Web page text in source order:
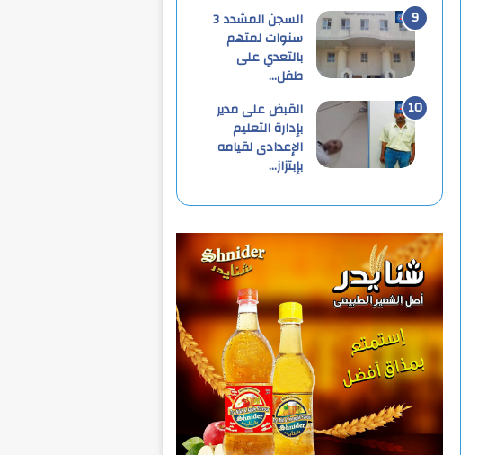
السجن المشدد 3
سنوات لمتهم
بالتعدي على
طفل…
القبض على مدير
بإدارة التعليم
الإعدادى لقيامه
بإبتزاز…